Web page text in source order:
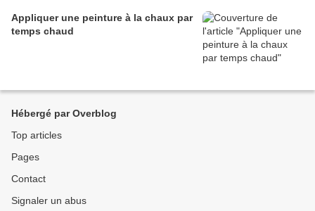
Appliquer une peinture à la chaux par
temps chaud
Hébergé par Overblog
Top articles
Pages
Contact
Signaler un abus